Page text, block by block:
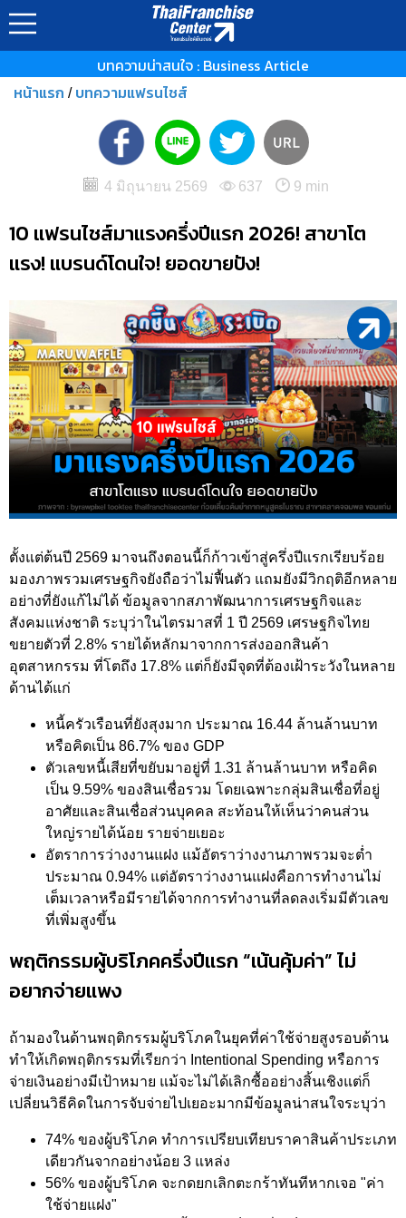
บทความน่าสนใจ : Business Article
หน้าแรก / บทความแฟรนไชส์
4 มิถุนายน 2569 637 9 min
10 แฟรนไชส์มาแรงครึ่งปีแรก 2026! สาขาโต
แรง! แบรนด์โดนใจ! ยอดขายปัง!
ตั้งแต่ต้นปี 2569 มาจนถึงตอนนี้ก็ก้าวเข้าสู่ครึ่งปีแรกเรียบร้อย
มองภาพรวมเศรษฐกิจยังถือว่าไม่ฟื้นตัว แถมยังมีวิกฤติอีกหลาย
อย่างที่ยังแก้ไม่ได้ ข้อมูลจากสภาพัฒนาการเศรษฐกิจและ
สังคมแห่งชาติ ระบุว่าในไตรมาสที่ 1 ปี 2569 เศรษฐกิจไทย
ขยายตัวที่ 2.8% รายได้หลักมาจากการส่งออกสินค้า
อุตสาหกรรม ที่โตถึง 17.8% แต่ก็ยังมีจุดที่ต้องเฝ้าระวังในหลาย
ด้านได้แก่
หนี้ครัวเรือนที่ยังสุงมาก ประมาณ 16.44 ล้านล้านบาท
หรือคิดเป็น 86.7% ของ GDP
ตัวเลขหนี้เสียที่ขยับมาอยู่ที่ 1.31 ล้านล้านบาท หรือคิด
เป็น 9.59% ของสินเชื่อรวม โดยเฉพาะกลุ่มสินเชื่อที่อยู่
อาศัยและสินเชื่อส่วนบุคคล สะท้อนให้เห็นว่าคนส่วน
ใหญ่รายได้น้อย รายจ่ายเยอะ
อัตราการว่างงานแฝง แม้อัตราว่างงานภาพรวมจะต่ำ
ประมาณ 0.94% แต่อัตราว่างงานแฝงคือการทำงานไม่
เต็มเวลาหรือมีรายได้จากการทำงานที่ลดลงเริ่มมีตัวเลข
ที่เพิ่มสูงขึ้น
พฤติกรรมผู้บริโภคครึ่งปีแรก “เน้นคุ้มค่า” ไม่
อยากจ่ายแพง
ถ้ามองในด้านพฤติกรรมผู้บริโภคในยุคที่ค่าใช้จ่ายสูงรอบด้าน
ทำให้เกิดพฤติกรรมที่เรียกว่า Intentional Spending หรือการ
จ่ายเงินอย่างมีเป้าหมาย แม้จะไม่ได้เลิกซื้ออย่างสิ้นเชิงแต่ก็
เปลี่ยนวิธีคิดในการจับจ่ายไปเยอะมากมีข้อมูลน่าสนใจระบุว่า
74% ของผู้บริโภค ทำการเปรียบเทียบราคาสินค้าประเภท
เดียวกันจากอย่างน้อย 3 แหล่ง
56% ของผู้บริโภค จะกดยกเลิกตะกร้าทันทีหากเจอ "ค่า
ใช้จ่ายแฝง"